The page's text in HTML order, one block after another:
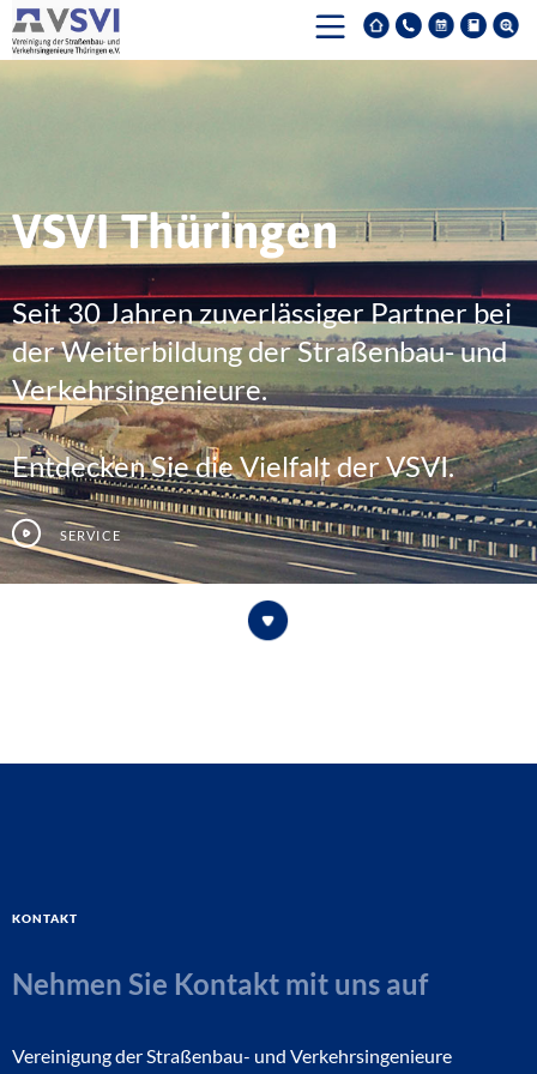
VSVI Thüringen
Seit 30 Jahren zuverlässiger Partner bei
der Weiterbildung der Straßenbau- und
Verkehrsingenieure.
Entdecken Sie die Vielfalt der VSVI.
Service
Kontakt
Nehmen Sie Kontakt mit uns auf
Vereinigung der Straßenbau- und Verkehrsingenieure